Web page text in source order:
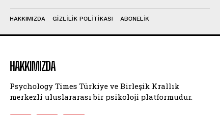
HAKKIMIZDA GIZLILIK POLITIKASI ABONELIK
HAKKIMIZDA
Psychology Times Türkiye ve Birleşik Krallık
merkezli uluslararası bir psikoloji platformudur.